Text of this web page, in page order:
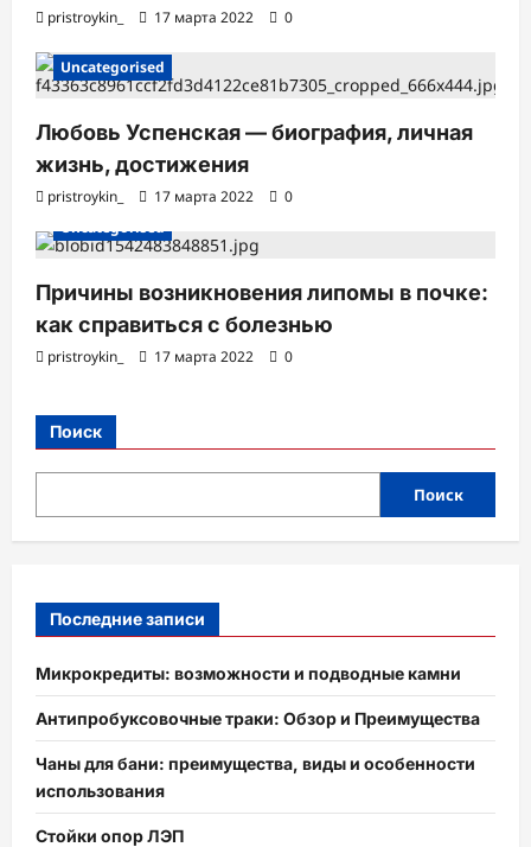
pristroykin_ 17 марта 2022 0
Uncategorised
Любовь Успенская — биография, личная
жизнь, достижения
pristroykin_ 17 марта 2022
0
Uncategorised
Причины возникновения липомы в почке:
как справиться с болезнью
pristroykin_ 17 марта 2022 0
Поиск
Поиск
Последние записи
Микрокредиты: возможности и подводные камни
Антипробуксовочные траки: Обзор и Преимущества
Чаны для бани: преимущества, виды и особенности
использования
Стойки опор ЛЭП